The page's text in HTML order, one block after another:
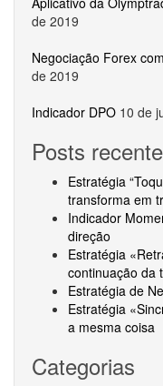
de 2019
Negociação Forex
de 2019
Indicador DPO 10 de
Posts
Estratégia
transforma em
Indicador
direção
Estratégia
continuação da
Estratégia de
Estratégia
a mesma coisa
Categorias